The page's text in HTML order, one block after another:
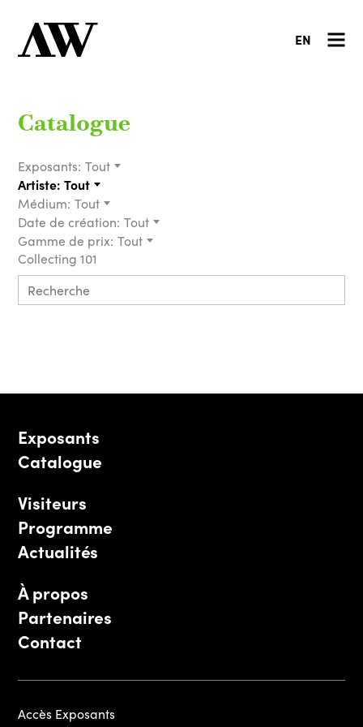
EN
Catalogue
Exposants: Tout
Artiste: Tout
Médium: Tout
Date de création: Tout
Gamme de prix: Tout
Collecting 101
Exposants
Catalogue
Visiteurs
Programme
Actualités
À propos
Partenaires
Contact
Accès Exposants